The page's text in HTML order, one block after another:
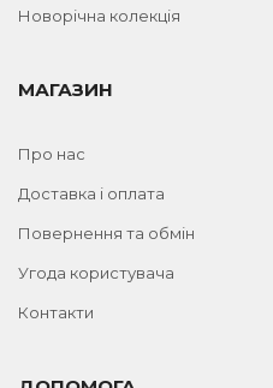
Новорічна колекція
МАГАЗИН
Про нас
Доставка і оплата
Повернення та обмін
Угода користувача
Контакти